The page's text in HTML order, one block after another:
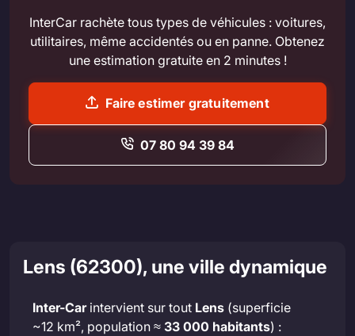
InterCar rachète tous types de véhicules : voitures,
utilitaires, même accidentés ou en panne. Obtenez
une estimation gratuite en 2 minutes !
Faire estimer gratuitement
07 80 94 39 84
Lens (62300), une ville dynamique
Inter-Carintervient sur tout Lens (superficie
~12 km², population ≈ 33 000 habitants) :